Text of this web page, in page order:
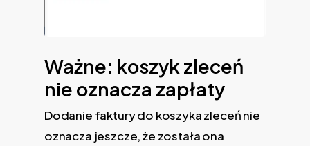
Ważne: koszyk zleceń
nie oznacza zapłaty
Dodanie faktury do koszyka zleceń nie
oznacza jeszcze, że została ona